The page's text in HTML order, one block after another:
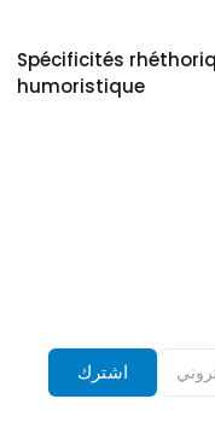
Spécificités
humoristique
اشترك